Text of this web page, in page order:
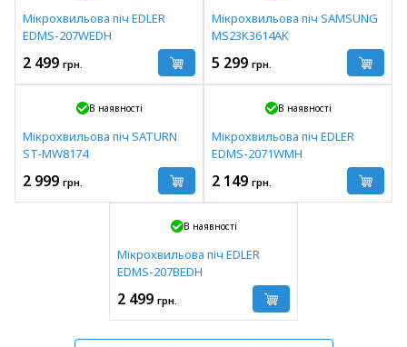
Мікрохвильова піч EDLER
EDMS-207WEDH
2 499 грн.
Мікрохвильова піч SAMSUNG
MS23K3614AK
5 299 грн.
В наявності
Мікрохвильова піч SATURN
ST-MW8174
2 999 грн.
В наявності
Мікрохвильова піч EDLER
EDMS-2071WMH
2 149 грн.
В наявності
Мікрохвильова піч EDLER
EDMS-207BEDH
2 499 грн.